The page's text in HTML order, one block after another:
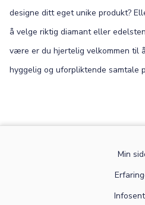
designe ditt eget unike produkt?
å velge riktig diamant eller
være er du hjertelig velkommen til å
hyggelig og uforpliktende samtale
Min